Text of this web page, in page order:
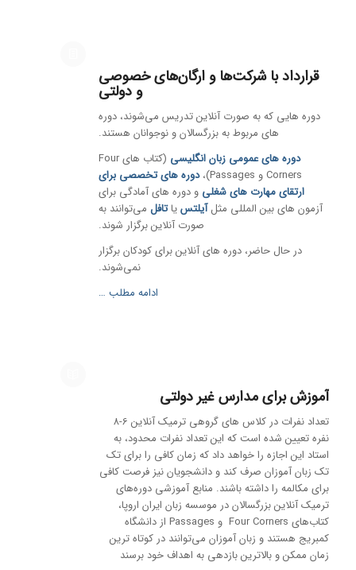
قرارداد با شرکت‌ها و ارگان‌های خصوصی
و دولتی
دوره هایی که به صورت آنلاین تدریس می‌شوند، دوره
های مربوط به بزرگسالان و نوجوانان هستند.
دوره های عمومی زبان انگلیسی
(کتاب های Four
Corners و Passages)،
دوره های تخصصی برای
ارتقای مهارت‌ های شغلی و دوره های آمادگی برای
آزمون های بین المللی مثلآیلتسیاتافل می‌توانند به
صورت آنلاین برگزار شوند.
در حال حاضر، دوره های آنلاین برای کودکان برگزار
نمی‌‎شوند.
ادامه مطلب …
آموزش برای مدارس غیر دولتی
تعداد نفرات در کلاس های گروهی ترمیک آنلاین 6-8
نفره تعیین شده است که این تعداد نفرات محدود، به
استاد این اجازه را خواهد داد که زمان کافی را برای تک
تک زبان آموزان صرف کند و دانشجویان نیز فرصت کافی
برای مکالمه را داشته باشند. منابع آموزشی دوره‌های
ترمیک آنلاین بزرگسالان در موسسه زبان ایران اروپا،
کتاب‌های Four Corners و Passages از دانشگاه
کمبریج هستند و زبان آموزان می‌توانند در کوتاه ترین
زمان ممکن و بالاترین بازدهی به اهداف خود برسند